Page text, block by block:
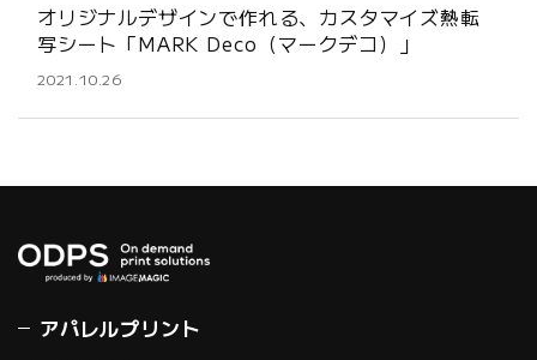
オリジナルデザインで作れる、カスタマイズ熱転
写シート「MARK Deco（マークデコ）」
2021.10.26
アパレルプリント